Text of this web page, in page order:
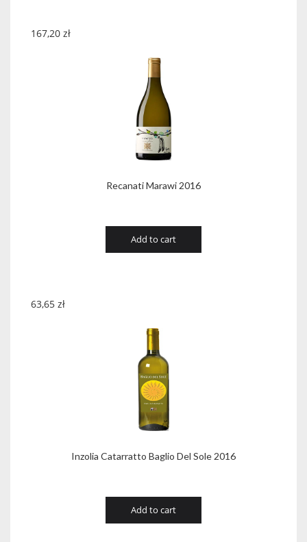
Recanati Marawi 2016
167,20 zł
Add to cart
Inzolia Catarratto Baglio Del Sole 2016
63,65 zł
Add to cart